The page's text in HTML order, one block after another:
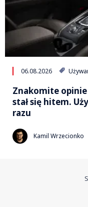
06.08.2026
Znakomite opinie
stał się hitem.
razu
Kamil Wrzecionko